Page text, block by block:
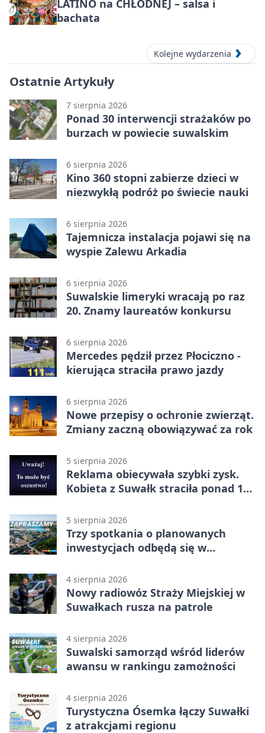
LATINO na CHŁODNEJ – salsa i
bachata
Kolejne wydarzenia
Ostatnie Artykuły
7 sierpnia 2026
Ponad 30 interwencji strażaków po
burzach w powiecie suwalskim
6 sierpnia 2026
Kino 360 stopni zabierze dzieci w
niezwykłą podróż po świecie nauki
6 sierpnia 2026
Tajemnicza instalacja pojawi się na
wyspie Zalewu Arkadia
6 sierpnia 2026
Suwalskie limeryki wracają po raz
20. Znamy laureatów konkursu
6 sierpnia 2026
Mercedes pędził przez Płociczno -
kierująca straciła prawo jazdy
6 sierpnia 2026
Nowe przepisy o ochronie zwierząt.
Zmiany zaczną obowiązywać za rok
5 sierpnia 2026
Reklama obiecywała szybki zysk.
Kobieta z Suwałk straciła ponad 190
5 sierpnia 2026
Trzy spotkania o planowanych
inwestycjach odbędą się w
4 sierpnia 2026
Nowy radiowóz Straży Miejskiej w
Suwałkach rusza na patrole
4 sierpnia 2026
Suwalski samorząd wśród liderów
awansu w rankingu zamożności
4 sierpnia 2026
Turystyczna Ósemka łączy Suwałki
z atrakcjami regionu